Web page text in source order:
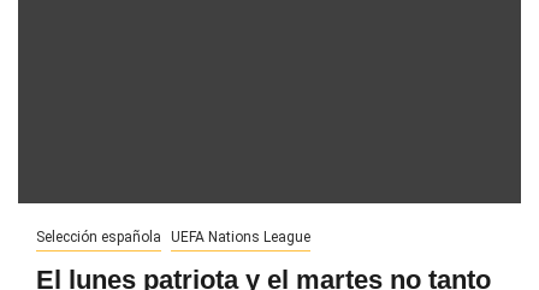
Selección española UEFA Nations League
El lunes patriota y el martes no tanto